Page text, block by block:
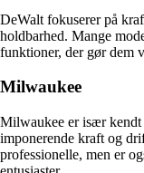
DeWalt fokuserer på
holdbarhed. Mange
funktioner, der gør dem
Milwaukee
Milwaukee er især kendt
imponerende kraft og
professionelle, men er